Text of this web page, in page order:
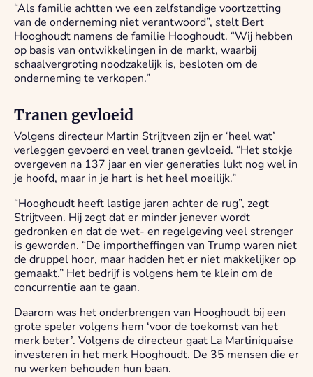
“Als familie achtten we een zelfstandige voortzetting
van de onderneming niet verantwoord”, stelt Bert
Hooghoudt namens de familie Hooghoudt. “Wij hebben
op basis van ontwikkelingen in de markt, waarbij
schaalvergroting noodzakelijk is, besloten om de
onderneming te verkopen.”
Tranen gevloeid
Volgens directeur Martin Strijtveen zijn er ‘heel wat’
verleggen gevoerd en veel tranen gevloeid. “Het stokje
overgeven na 137 jaar en vier generaties lukt nog wel in
je hoofd, maar in je hart is het heel moeilijk.”
“Hooghoudt heeft lastige jaren achter de rug”, zegt
Strijtveen. Hij zegt dat er minder jenever wordt
gedronken en dat de wet- en regelgeving veel strenger
is geworden. “De importheffingen van Trump waren niet
de druppel hoor, maar hadden het er niet makkelijker op
gemaakt.” Het bedrijf is volgens hem te klein om de
concurrentie aan te gaan.
Daarom was het onderbrengen van Hooghoudt bij een
grote speler volgens hem ‘voor de toekomst van het
merk beter’. Volgens de directeur gaat La Martiniquaise
investeren in het merk Hooghoudt. De 35 mensen die er
nu werken behouden hun baan.